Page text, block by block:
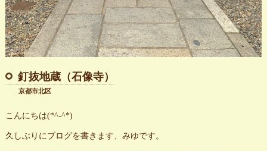
釘抜地蔵（石像寺）
京都市北区
こんにちは(*^-^*)
久しぶりにブログを書きます、みゆです。